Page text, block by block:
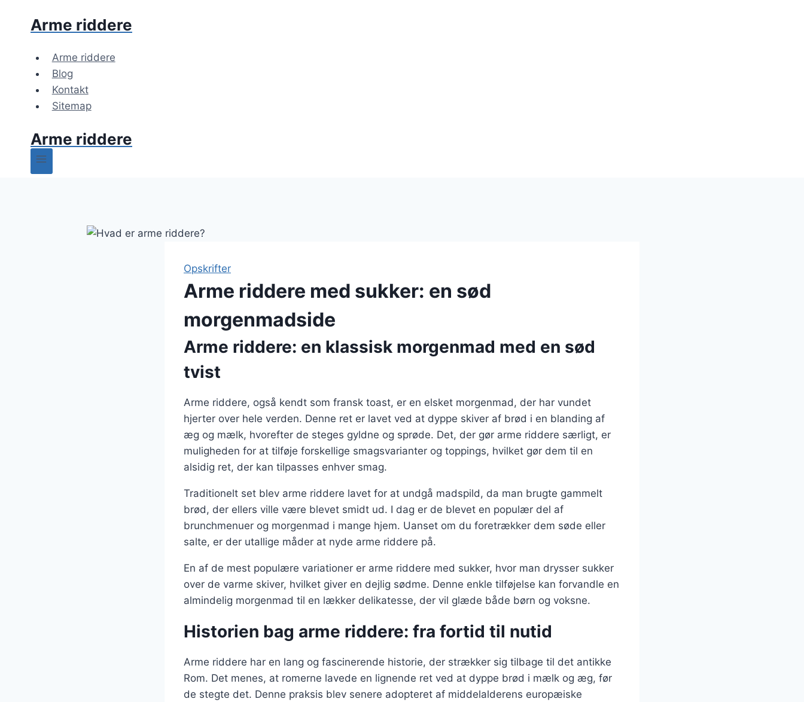
Arme riddere
Arme riddere
Blog
Kontakt
Sitemap
Arme riddere
Opskrifter
Arme riddere med sukker: en sød
morgenmadside
Arme riddere: en klassisk morgenmad med en sød
tvist
Arme riddere, også kendt som fransk toast, er en elsket morgenmad, der har vundet
hjerter over hele verden. Denne ret er lavet ved at dyppe skiver af brød i en blanding af
æg og mælk, hvorefter de steges gyldne og sprøde. Det, der gør arme riddere særligt, er
muligheden for at tilføje forskellige smagsvarianter og toppings, hvilket gør dem til en
alsidig ret, der kan tilpasses enhver smag.
Traditionelt set blev arme riddere lavet for at undgå madspild, da man brugte gammelt
brød, der ellers ville være blevet smidt ud. I dag er de blevet en populær del af
brunchmenuer og morgenmad i mange hjem. Uanset om du foretrækker dem søde eller
salte, er der utallige måder at nyde arme riddere på.
En af de mest populære variationer er arme riddere med sukker, hvor man drysser sukker
over de varme skiver, hvilket giver en dejlig sødme. Denne enkle tilføjelse kan forvandle en
almindelig morgenmad til en lækker delikatesse, der vil glæde både børn og voksne.
Historien bag arme riddere: fra fortid til nutid
Arme riddere har en lang og fascinerende historie, der strækker sig tilbage til det antikke
Rom. Det menes, at romerne lavede en lignende ret ved at dyppe brød i mælk og æg, før
de stegte det. Denne praksis blev senere adopteret af middelalderens europæiske